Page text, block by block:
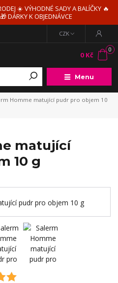
☀️ VÝHODNÉ SADY A BALÍČKY 🔥
DÁRKY K OBJEDNÁVCE
Menu
CZK
0
0 Kč
Homme matující pudr pro objem 10
matující
10 g